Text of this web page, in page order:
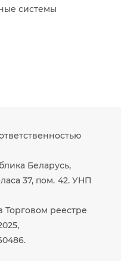
системы
Беларусь,
37, пом. 42. УНП
Торговом реестре